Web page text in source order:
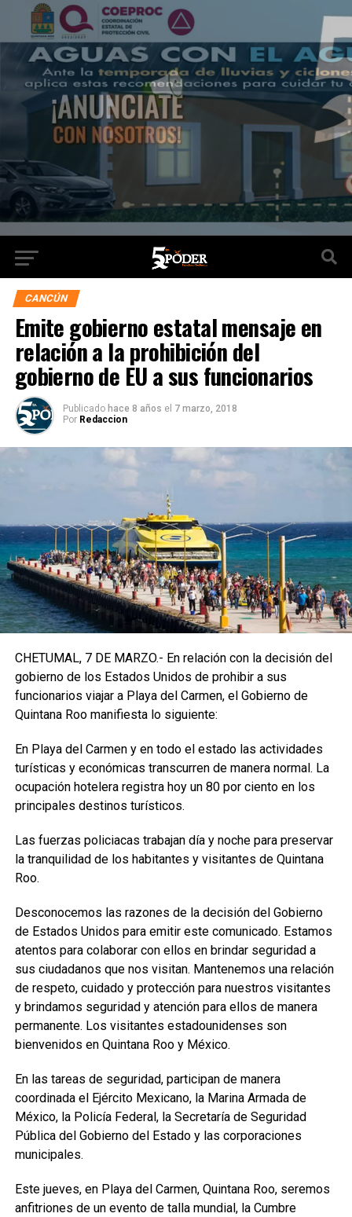
CANCÚN
Emite gobierno estatal mensaje en
relación a la prohibición del
gobierno de EU a sus funcionarios
Publicado hace 8 años el 7 marzo, 2018
Por Redaccion
CHETUMAL, 7 DE MARZO.- En relación con la decisión del
gobierno de los Estados Unidos de prohibir a sus
funcionarios viajar a Playa del Carmen, el Gobierno de
Quintana Roo manifiesta lo siguiente:
En Playa del Carmen y en todo el estado las actividades
turísticas y económicas transcurren de manera normal. La
ocupación hotelera registra hoy un 80 por ciento en los
principales destinos turísticos.
Las fuerzas policiacas trabajan día y noche para preservar
la tranquilidad de los habitantes y visitantes de Quintana
Roo.
Desconocemos las razones de la decisión del Gobierno
de Estados Unidos para emitir este comunicado. Estamos
atentos para colaborar con ellos en brindar seguridad a
sus ciudadanos que nos visitan. Mantenemos una relación
de respeto, cuidado y protección para nuestros visitantes
y brindamos seguridad y atención para ellos de manera
permanente. Los visitantes estadounidenses son
bienvenidos en Quintana Roo y México.
En las tareas de seguridad, participan de manera
coordinada el Ejército Mexicano, la Marina Armada de
México, la Policía Federal, la Secretaría de Seguridad
Pública del Gobierno del Estado y las corporaciones
municipales.
Este jueves, en Playa del Carmen, Quintana Roo, seremos
anfitriones de un evento de talla mundial, la Cumbre